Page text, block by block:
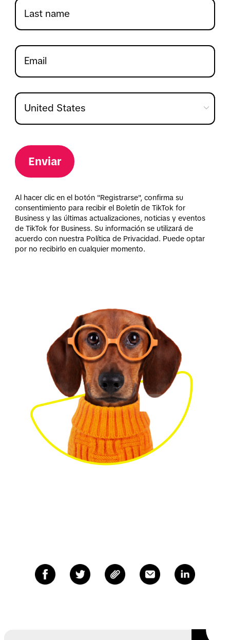
Enviar
Al hacer clic en el botón "Registrarse", confirma su
consentimiento para recibir el Boletín de TikTok for
Business y las últimas actualizaciones, noticias y eventos
de TikTok for Business. Su información se utilizará de
acuerdo con nuestra Política de Privacidad. Puede optar
por no recibirlo en cualquier momento.